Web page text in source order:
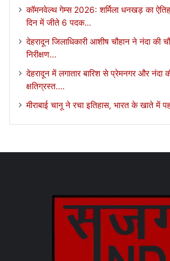
कॉमनवेल्थ गेम्स 2026: शर्मिला धनखड़ का
दिन में जीते 6 पदक…
देहरादून जिलाधिकारी आशीष चौहान ने नंदा की
निरीक्षण…
देहरादून में लगातार बारिश से प्रेमनगर और नंदा
क्षतिग्रस्त….
मीराबाई चानू ने रचा इतिहास, भारत के खाते में